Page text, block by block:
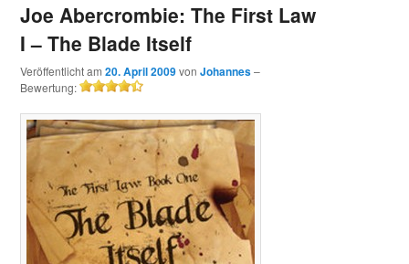
Joe Abercrombie: The First Law
I – The Blade Itself
Veröffentlicht am20. April 2009vonJohannes–
Bewertung: